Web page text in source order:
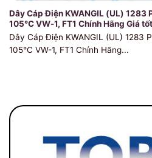
Dây Cáp Điện KWANGIL (UL) 1283
105℃ VW-1, FT1 Chính Hãng Giá
Dây Cáp Điện KWANGIL (UL) 1283
105℃ VW-1, FT1 Chính Hãng...